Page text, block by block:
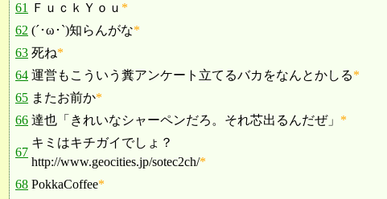
61 ＦｕｃｋＹｏｕ *
62 (´･ω･`)知らんがな*
63 死ね*
64 運営もこういう糞アンケート立てるバカをなんとかしる*
65 またお前か*
66 達也「きれいなシャーペンだろ。それ芯出るんだぜ」 *
67
キミはキチガイでしょ？
http://www.geocities.jp/sotec2ch/*
68 PokkaCoffee*